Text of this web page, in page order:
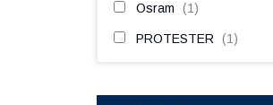
Osram 1
PROTESTER 1